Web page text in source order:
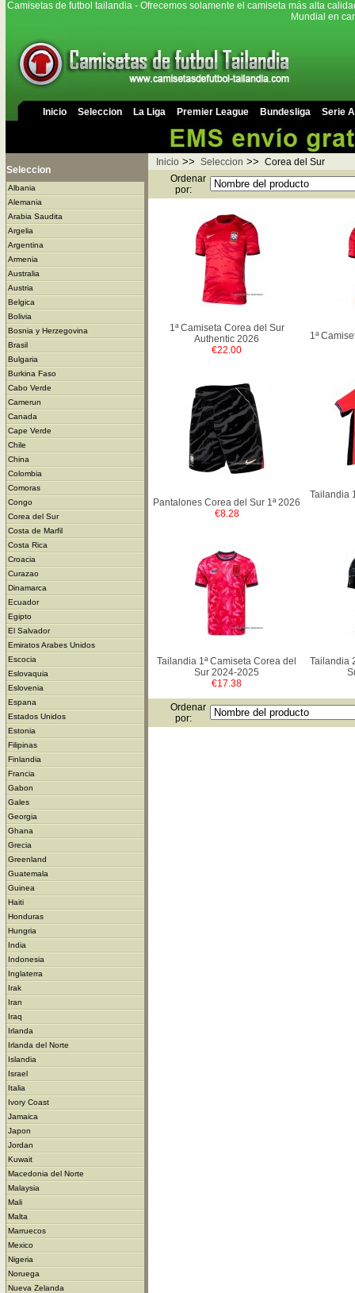
Camisetas de futbol tailandia - Ofrecemos solamente el camiseta más alta
Mundial en
Inicio Seleccion La Liga Premier League Bundesliga Serie A
Seleccion
Albania
Alemania
Arabia Saudita
Argelia
Argentina
Armenia
Australia
Austria
Belgica
Bolivia
Bosnia y Herzegovina
Brasil
Bulgaria
Burkina Faso
Cabo Verde
Camerun
Canada
Cape Verde
Chile
China
Colombia
Comoras
Congo
Corea del Sur
Costa de Marfil
Costa Rica
Croacia
Curazao
Dinamarca
Ecuador
Egipto
El Salvador
Emiratos Arabes Unidos
Escocia
Eslovaquia
Eslovenia
Espana
Estados Unidos
Estonia
Filipinas
Finlandia
Francia
Gabon
Gales
Georgia
Ghana
Grecia
Greenland
Guatemala
Guinea
Haiti
Honduras
Hungria
India
Indonesia
Inglaterra
Irak
Iran
Iraq
Irlanda
Irlanda del Norte
Islandia
Israel
Italia
Ivory Coast
Jamaica
Japon
Jordan
Kuwait
Macedonia del Norte
Malaysia
Mali
Malta
Marruecos
Mexico
Nigeria
Noruega
Nueva Zelanda
Inicio >> Seleccion >> Corea del Sur
Ordenar
por:
1ª Camiseta Corea del Sur
Authentic 2026
€22.00
1ª
Pantalones Corea del Sur 1ª 2026
€8.28
Tailandia
Tailandia 1ª Camiseta Corea del
Sur 2024-2025
€17.38
Tailandia
Ordenar
por: